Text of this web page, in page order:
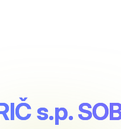
s.p.